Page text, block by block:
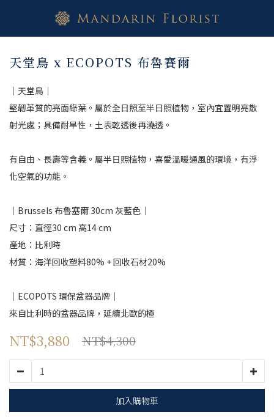
天堂鳥 x ECOPOTS 布魯賽爾
｜天堂鳥｜
堅韌革質的亮面綠葉。屬於全日照至半日照植物，室內宜置明亮散
射光處；具備耐旱性，土表乾透後再澆透。
有自由、長壽等含義。屬半日照植物，喜愛溫暖通風的環境，有淨
化空氣的功能。
｜Brussels 布魯塞爾 30cm 灰藍色｜
尺寸：直徑30 cm 高14 cm
產地：比利時
材質：海洋回收塑料80% + 回收石材20%
｜ECOPOTS 環保盆器品牌｜
來自比利時的盆器品牌，延續北歐的極
NT$3,880 NT$4,300
加入購物車